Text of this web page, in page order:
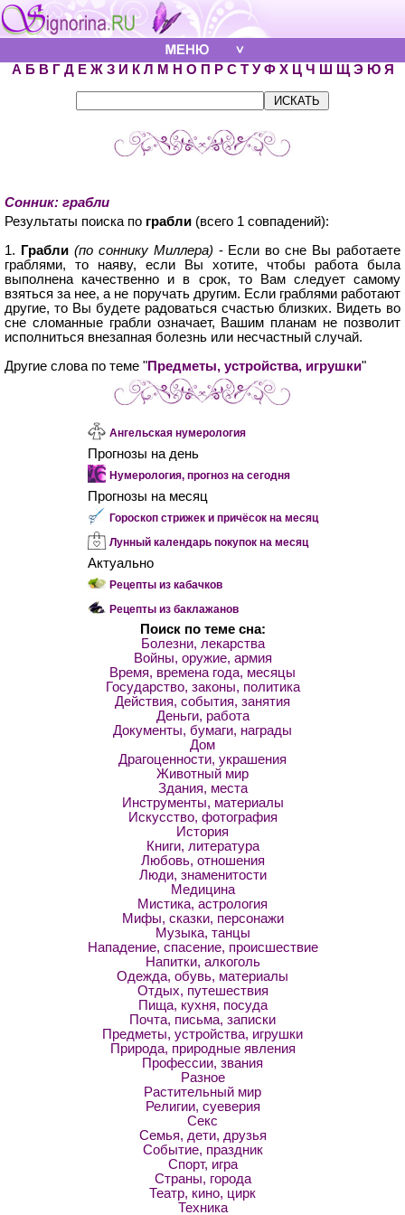
А Б В Г Д Е Ж З И К Л М Н О П Р С Т У Ф Х Ц Ч Ш Щ Э Ю Я
Сонник: грабли
Результаты поиска по грабли (всего 1 совпадений):
1.
Грабли (по соннику Миллера) - Если во сне Вы работаете
граблями, то наяву, если Вы хотите, чтобы работа была
выполнена качественно и в срок, то Вам следует самому
взяться за нее, а не поручать другим. Если граблями работают
другие, то Вы будете радоваться счастью близких. Видеть во
сне сломанные грабли означает, Вашим планам не позволит
исполниться внезапная болезнь или несчастный случай.
Другие слова по теме "Предметы, устройства, игрушки"
Ангельская нумерология
Прогнозы на день
Нумерология, прогноз на сегодня
Прогнозы на месяц
Гороскоп стрижек и причёсок на месяц
Лунный календарь покупок на месяц
Актуально
Рецепты из кабачков
Рецепты из баклажанов
Поиск по теме сна:
Болезни, лекарства
Войны, оружие, армия
Время, времена года, месяцы
Государство, законы, политика
Действия, события, занятия
Деньги, работа
Документы, бумаги, награды
Дом
Драгоценности, украшения
Животный мир
Здания, места
Инструменты, материалы
Искусство, фотография
История
Книги, литература
Любовь, отношения
Люди, знаменитости
Медицина
Мистика, астрология
Мифы, сказки, персонажи
Музыка, танцы
Нападение, спасение, происшествие
Напитки, алкоголь
Одежда, обувь, материалы
Отдых, путешествия
Пища, кухня, посуда
Почта, письма, записки
Предметы, устройства, игрушки
Природа, природные явления
Профессии, звания
Разное
Растительный мир
Религии, суеверия
Секс
Семья, дети, друзья
Событие, праздник
Спорт, игра
Страны, города
Театр, кино, цирк
Техника